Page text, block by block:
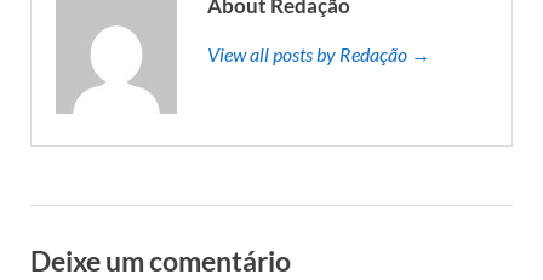
View all posts by Redação →
Deixe um comentário